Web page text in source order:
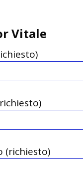
Vitale
(richiesto)